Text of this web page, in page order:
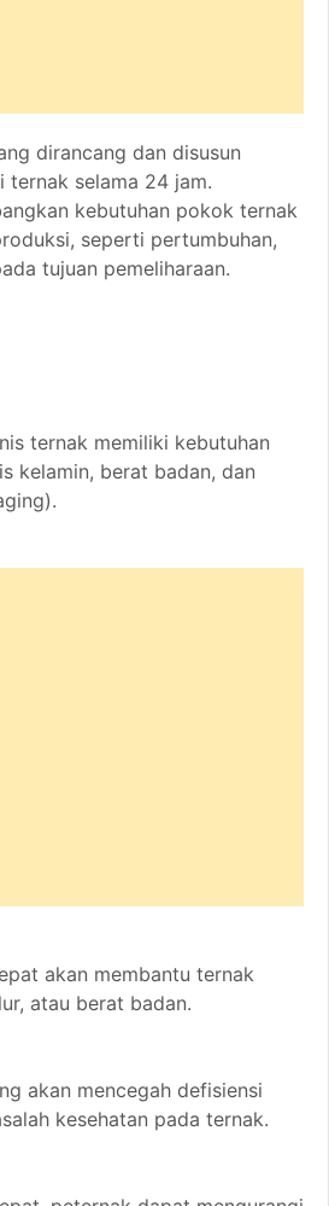
dirancang dan disusun
ternak selama 24 jam.
kebutuhan pokok ternak
seperti pertumbuhan,
tujuan pemeliharaan.
ternak memiliki kebutuhan
kelamin, berat badan, dan
akan membantu ternak
atau berat badan.
akan mencegah defisiensi
kesehatan pada ternak.